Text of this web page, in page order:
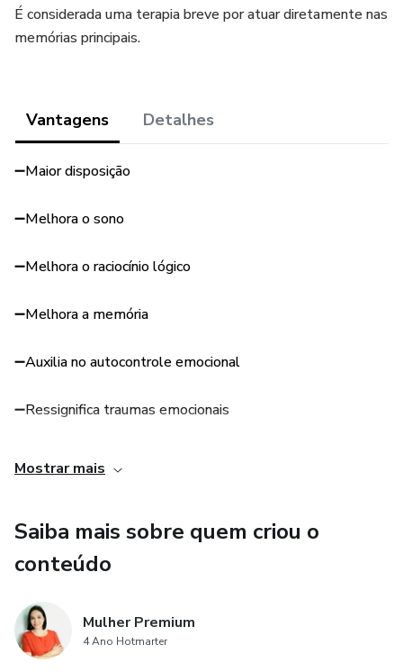
É considerada uma terapia breve por atuar diretamente nas
memórias principais.
Vantagens Detalhes
➖Maior disposição
➖Melhora o sono
➖Melhora o raciocínio lógico
➖Melhora a memória
➖Auxilia no autocontrole emocional
➖Ressignifica traumas emocionais
Mostrar mais
Saiba mais sobre quem criou o
conteúdo
Mulher Premium
4 Ano Hotmarter